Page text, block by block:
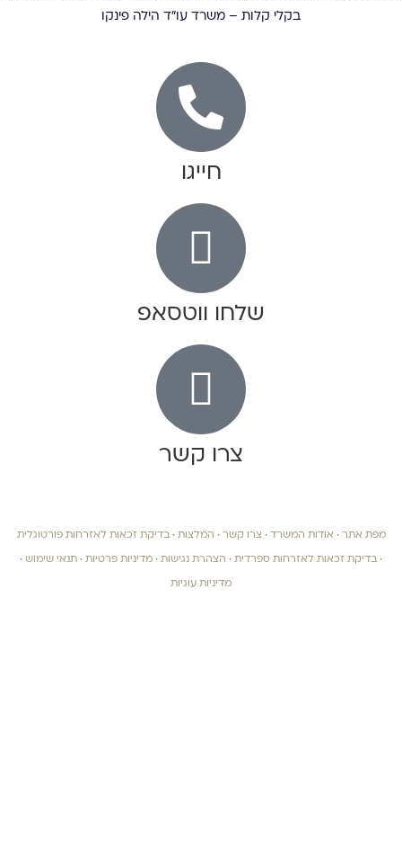
בקלי קלות – משרד עו”ד הילה פינקו
חייגו
שלחו ווטסאפ
צרו קשר
מפת אתר · אודות המשרד · צרו קשר · המלצות · בדיקת זכאות לאזרחות פורטוגלית
· בדיקת זכאות לאזרחות ספרדית · הצהרת נגישות · מדיניות פרטיות · תנאי שימוש ·
מדיניות עוגיות